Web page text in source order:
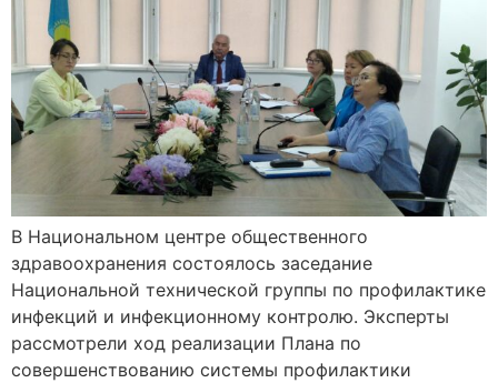
В Национальном центре общественного
здравоохранения состоялось заседание
Национальной технической группы по профилактике
инфекций и инфекционному контролю. Эксперты
рассмотрели ход реализации Плана по
совершенствованию системы профилактики